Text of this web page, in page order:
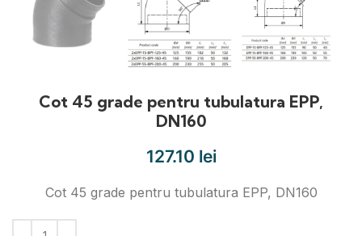
Cot 45 grade pentru tubulatura EPP,
DN160
127.10 lei
Cot 45 grade pentru tubulatura EPP, DN160